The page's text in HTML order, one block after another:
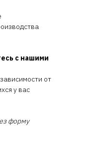
с нашими
от
у вас
форму